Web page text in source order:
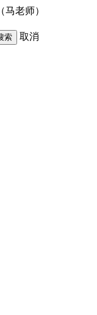
马老师）
索 取消